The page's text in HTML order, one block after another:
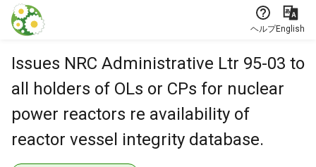
本文に飛ぶ
ヘルプEnglish
Issues NRC Administrative Ltr 95-03 to
all holders of OLs or CPs for nuclear
power reactors re availability of
reactor vessel integrity database.